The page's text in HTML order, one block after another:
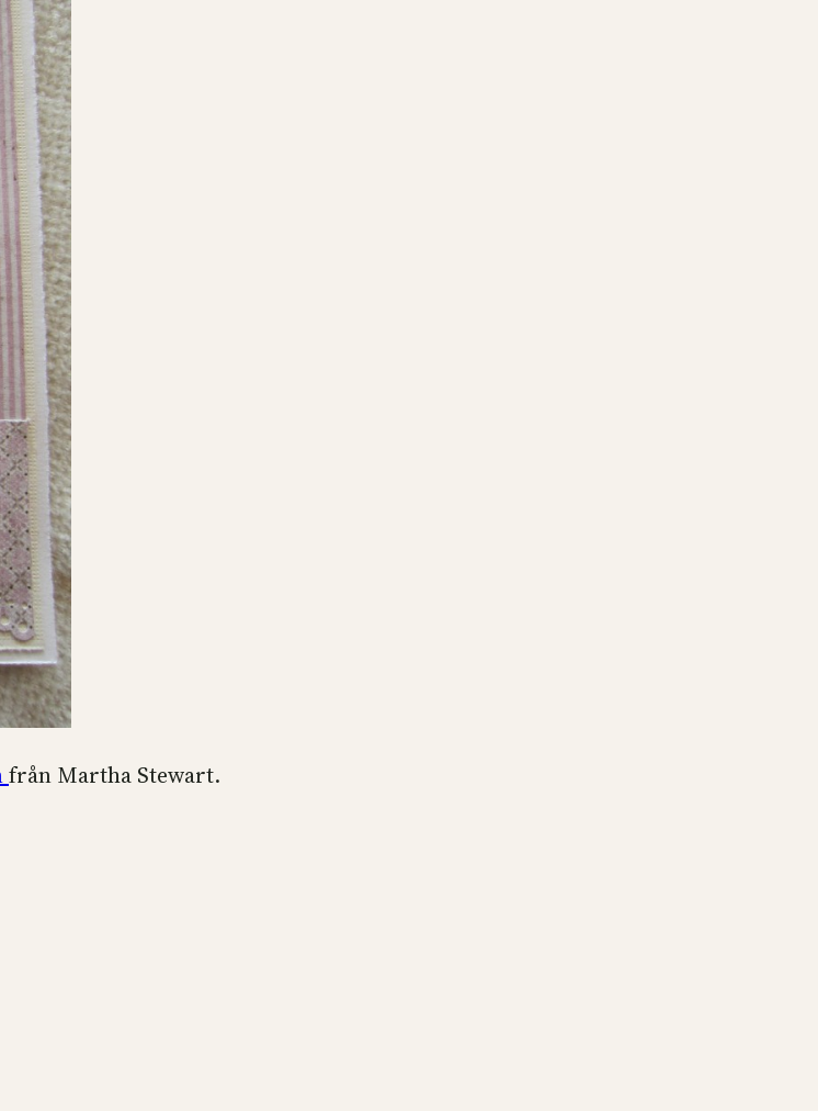
från Martha Stewart.